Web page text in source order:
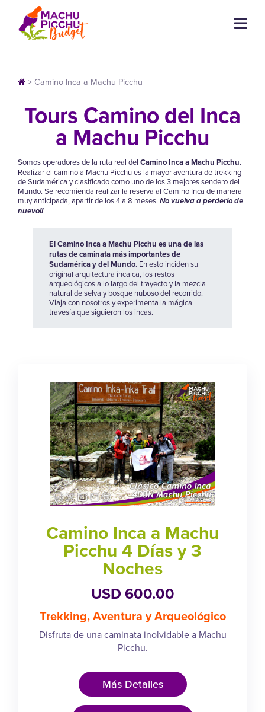
> Camino Inca a Machu Picchu
Tours Camino del Inca
a Machu Picchu
Somos operadores de la ruta real del Camino Inca a Machu Picchu.
Realizar el camino a Machu Picchu es la mayor aventura de trekking
de Sudamérica y clasificado como uno de los 3 mejores sendero del
Mundo. Se recomienda realizar la reserva al Camino Inca de manera
muy anticipada, apartir de los 4 a 8 meses. No vuelva a perderlo de
nuevo!!
El Camino Inca a Machu Picchu es una de las
rutas de caminata más importantes de
Sudamérica y del Mundo. En esto inciden su
original arquitectura incaica, los restos
arqueológicos a lo largo del trayecto y la mezcla
natural de selva y bosque nuboso del recorrido.
Viaja con nosotros y experimenta la mágica
travesía que siguieron los incas.
Camino Inca a Machu
Picchu 4 Días y 3
Noches
USD 600.00
Trekking, Aventura y Arqueológico
Disfruta de una caminata inolvidable a Machu
Picchu.
Más Detalles